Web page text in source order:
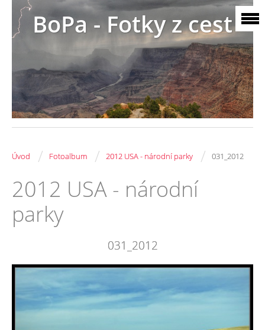
BoPa - Fotky z cest
Úvod / Fotoalbum / 2012 USA - národní parky / 031_2012
2012 USA - národní
parky
031_2012